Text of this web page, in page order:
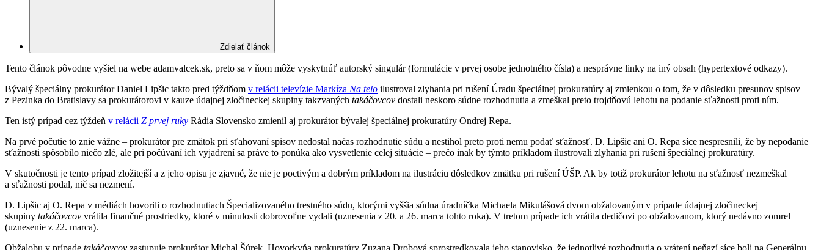
Zdielať článok
Tento článok pôvodne vyšiel na webe adamvalcek.sk, preto sa v ňom môže vyskytnúť autorský singulár (formulácie v prvej osobe jednotného čísla) a nesprávne linky na iný obsah (hypertextové odkazy).
Bývalý špeciálny prokurátor Daniel Lipšic takto pred týždňom v relácii televízie Markíza Na telo ilustroval zlyhania pri rušení Úradu špeciálnej prokuratúry aj zmienkou o tom, že v dôsledku presunov spisov
z Pezinka do Bratislavy sa prokurátorovi v kauze údajnej zločineckej skupiny takzvaných takáčovcov dostali neskoro súdne rozhodnutia a zmeškal preto trojdňovú lehotu na podanie sťažnosti proti ním.
Ten istý prípad cez týždeň v relácii Z prvej ruky Rádia Slovensko zmienil aj prokurátor bývalej špeciálnej prokuratúry Ondrej Repa.
Na prvé počutie to znie vážne – prokurátor pre zmätok pri sťahovaní spisov nedostal načas rozhodnutie súdu a nestihol preto proti nemu podať sťažnosť. D. Lipšic ani O. Repa síce nespresnili, že by nepodanie
sťažnosti spôsobilo niečo zlé, ale pri počúvaní ich vyjadrení sa práve to ponúka ako vysvetlenie celej situácie – prečo inak by týmto príkladom ilustrovali zlyhania pri rušení špeciálnej prokuratúry.
V skutočnosti je tento prípad zložitejší a z jeho opisu je zjavné, že nie je poctivým a dobrým príkladom na ilustráciu dôsledkov zmätku pri rušení ÚŠP. Ak by totiž prokurátor lehotu na sťažnosť nezmeškal
a sťažnosti podal, nič sa nezmení.
D. Lipšic aj O. Repa v médiách hovorili o rozhodnutiach Špecializovaného trestného súdu, ktorými vyššia súdna úradníčka Michaela Mikulášová dvom obžalovaným v prípade údajnej zločineckej
skupiny takáčovcov vrátila finančné prostriedky, ktoré v minulosti dobrovoľne vydali (uznesenia z 20. a 26. marca tohto roka). V tretom prípade ich vrátila dedičovi po obžalovanom, ktorý nedávno zomrel
(uznesenie z 22. marca).
Obžalobu v prípade takáčovcov zastupuje prokurátor Michal Šúrek. Hovorkyňa prokuratúry Zuzana Drobová sprostredkovala jeho stanovisko, že jednotlivé rozhodnutia o vrátení peňazí síce boli na Generálnu